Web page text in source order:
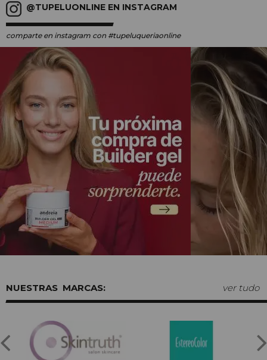
@TUPELUONLINE EN INSTAGRAM
comparte en instagram con #tupeluqueriaonline
MARCAS: ver tudo